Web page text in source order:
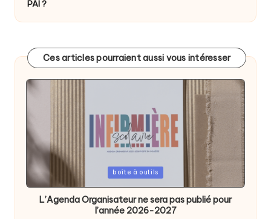
PAI ?
Ces articles pourraient aussi vous intéresser
Posted
in
boîte à outils
L’Agenda Organisateur ne sera pas publié pour
l’année 2026-2027